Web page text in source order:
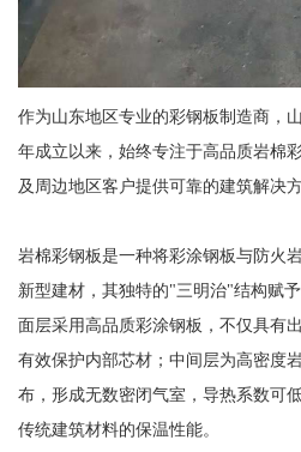
作为山东地区专业的彩钢板制造商，
年成立以来，始终专注于高品质岩棉
及周边地区客户提供可靠的建筑解决方
岩棉彩钢板是一种将彩涂钢板与防火
新型建材，其独特的"三明治"结构赋予
面层采用高品质彩涂钢板，不仅具有
有效保护内部芯材；中间层为高密度
布，形成无数密闭气室，导热系数可
传统建筑材料的保温性能。